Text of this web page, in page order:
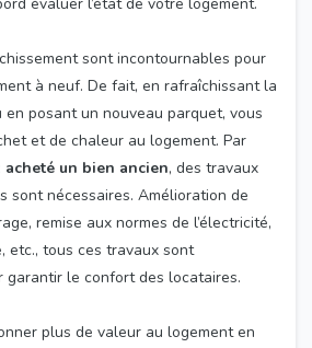
sont incontournables pour
à neuf. De fait, en rafraîchissant la
posant un nouveau parquet, vous
et de chaleur au logement. Par
acheté un bien ancien, des travaux
sont nécessaires. Amélioration de
remise aux normes de l’électricité,
etc., tous ces travaux sont
garantir le confort des locataires.
plus de valeur au logement en